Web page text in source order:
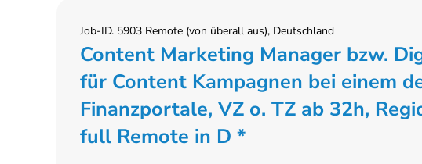
Job-ID. 5903 Remote (von überall aus), Deutschland
Content Marketing Manager bzw.
für Content Kampagnen bei einem
Finanzportale, VZ o. TZ ab 32h,
full Remote in D *